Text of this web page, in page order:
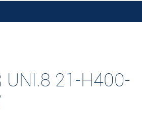
UNI.8 21-H400-